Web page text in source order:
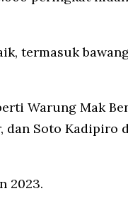
termasuk
Warung Mak
dan Soto
2023.